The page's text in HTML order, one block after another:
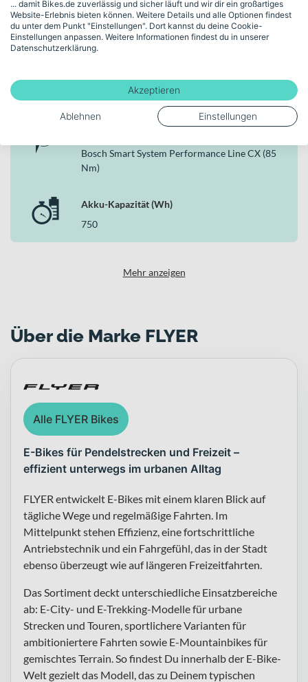
Schaltungstyp
Kettenschaltung
Hydraulische Scheibenbremse
Bosch Smart System Performance Line CX (85
Nm)
Akku-Kapazität (Wh)
750
Mehr anzeigen
Über die Marke FLYER
Alle FLYER Bikes
E-Bikes für Pendelstrecken und Freizeit –
effizient unterwegs im urbanen Alltag
FLYER entwickelt E-Bikes mit einem klaren Blick auf
tägliche Wege und regelmäßige Fahrten. Im
Mittelpunkt stehen Effizienz, eine fortschrittliche
Antriebstechnik und ein Fahrgefühl, das in der Stadt
ebenso überzeugt wie auf längeren Freizeitfahrten.
Das Sortiment deckt unterschiedliche Einsatzbereiche
ab: E-City- und E-Trekking-Modelle für urbane
Strecken und Touren, sportlichere Varianten für
ambitioniertere Fahrten sowie E-Mountainbikes für
gemischtes Terrain. So findest Du innerhalb der E-Bike-
Welt gezielt das Modell, das zu Deinem typischen
... damit Bikes.de zuverlässig und sicher läuft und wir dir ein großartiges
Website-Erlebnis bieten können. Weitere Details und alle Optionen findest
du unter dem Punkt "Einstellungen". Dort kannst du deine Cookie-
Einstellungen anpassen. Weitere Informationen findest du in unserer
Datenschutzerklärung.
Akzeptieren
Ablehnen Einstellungen